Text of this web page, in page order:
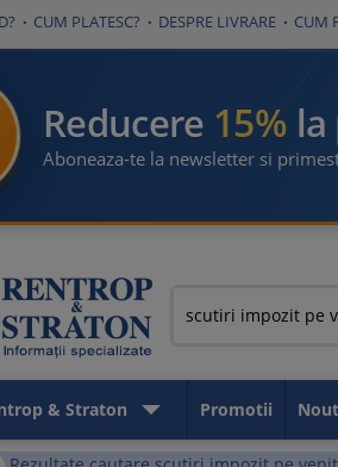
CUM PLATESC? DESPRE LIVRARE CUM
Reducere 15%
Aboneaza-te la newsletter si
& Straton Promotii